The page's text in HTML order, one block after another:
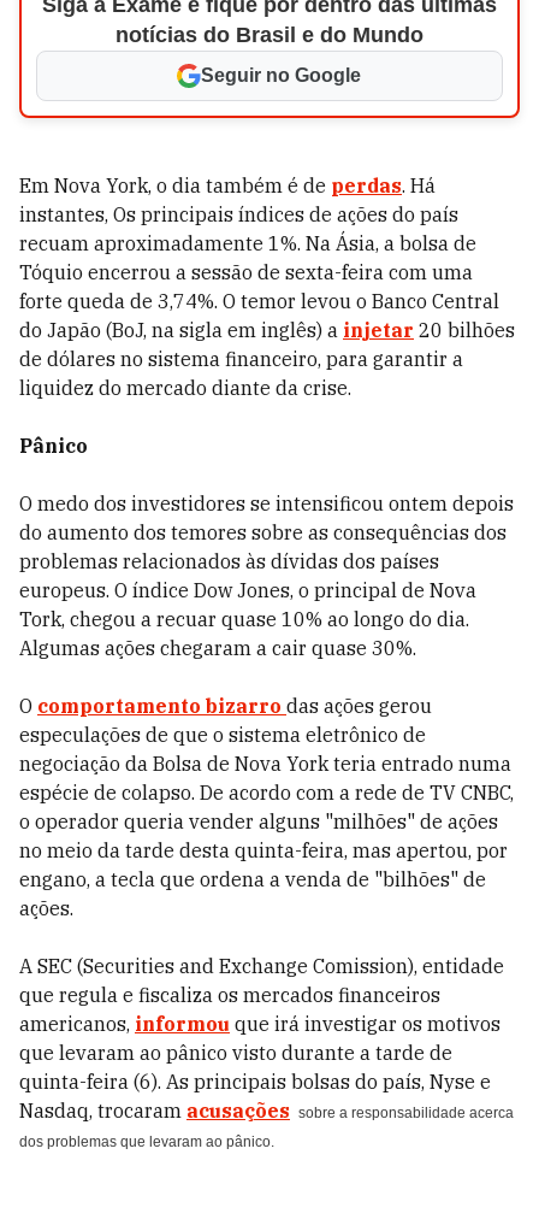
Siga a Exame e fique por dentro das últimas
notícias do Brasil e do Mundo
Seguir no Google
Em Nova York, o dia também é de perdas. Há
instantes, Os principais índices de ações do país
recuam aproximadamente 1%. Na Ásia, a bolsa de
Tóquio encerrou a sessão de sexta-feira com uma
forte queda de 3,74%. O temor levou o Banco Central
do Japão (BoJ, na sigla em inglês) a injetar 20 bilhões
de dólares no sistema financeiro, para garantir a
liquidez do mercado diante da crise.
Pânico
O medo dos investidores se intensificou ontem depois
do aumento dos temores sobre as consequências dos
problemas relacionados às dívidas dos países
europeus. O índice Dow Jones, o principal de Nova
Tork, chegou a recuar quase 10% ao longo do dia.
Algumas ações chegaram a cair quase 30%.
O comportamento bizarro das ações gerou
especulações de que o sistema eletrônico de
negociação da Bolsa de Nova York teria entrado numa
espécie de colapso. De acordo com a rede de TV CNBC,
o operador queria vender alguns "milhões" de ações
no meio da tarde desta quinta-feira, mas apertou, por
engano, a tecla que ordena a venda de "bilhões" de
ações.
A SEC (Securities and Exchange Comission), entidade
que regula e fiscaliza os mercados financeiros
americanos, informou que irá investigar os motivos
que levaram ao pânico visto durante a tarde de
quinta-feira (6). As principais bolsas do país, Nyse e
Nasdaq, trocaram acusações sobre a responsabilidade acerca
dos problemas que levaram ao pânico.